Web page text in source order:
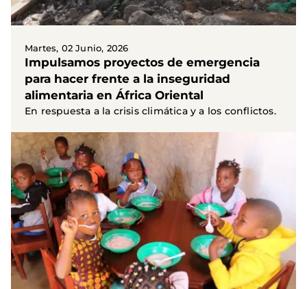
Martes, 02 Junio, 2026
Impulsamos proyectos de emergencia
para hacer frente a la inseguridad
alimentaria en África Oriental
En respuesta a la crisis climática y a los conflictos.